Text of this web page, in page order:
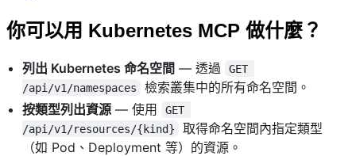
你可以用 Kubernetes MCP 做什麼？
列出 Kubernetes 命名空間 — 透過
GET
/api/v1/namespaces
檢索叢集中的所有命名空間。
按類型列出資源 — 使用
GET
/api/v1/resources/{kind}
取得命名空間內指定類型
（如 Pod、Deployment 等）的資源。